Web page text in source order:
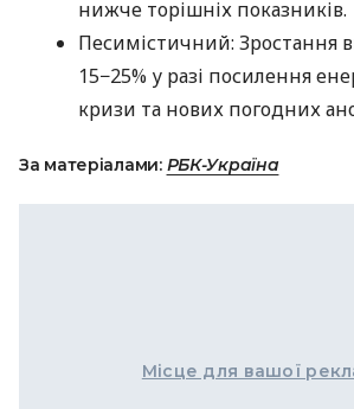
нижче торішніх показників.
Песимістичний: Зростання
15−25% у разі посилення
кризи та нових погодних
За матеріалами: РБК-Україна
Місце для вашої